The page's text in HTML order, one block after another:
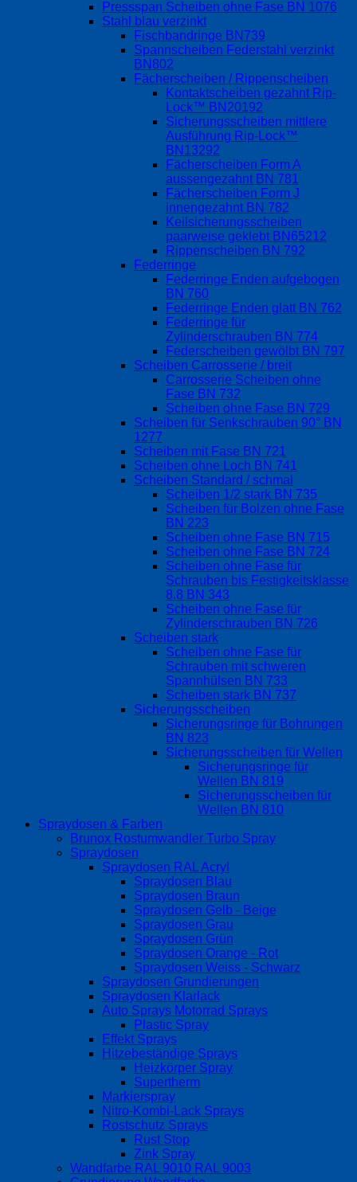
Pressspan Scheiben ohne Fase BN 1076
Stahl blau verzinkt
Fischbandringe BN739
Spannscheiben Federstahl verzinkt
BN802
Fächerscheiben / Rippenscheiben
Kontaktscheiben gezahnt Rip-
Lock™ BN20192
Sicherungsscheiben mittlere
Ausführung Rip-Lock™
BN13292
Fächerscheiben Form A
aussengezahnt BN 781
Fächerscheiben Form J
innengezahnt BN 782
Keilsicherungsscheiben
paarweise geklebt BN65212
Rippenscheiben BN 792
Federringe
Federringe Enden aufgebogen
BN 760
Federringe Enden glatt BN 762
Federringe für
Zylinderschrauben BN 774
Federscheiben gewölbt BN 797
Scheiben Carrosserie / breit
Carrosserie Scheiben ohne
Fase BN 732
Scheiben ohne Fase BN 729
Scheiben für Senkschrauben 90° BN
1277
Scheiben mit Fase BN 721
Scheiben ohne Loch BN 741
Scheiben Standard / schmal
Scheiben 1/2 stark BN 735
Scheiben für Bolzen ohne Fase
BN 223
Scheiben ohne Fase BN 715
Scheiben ohne Fase BN 724
Scheiben ohne Fase für
Schrauben bis Festigkeitsklasse
8.8 BN 343
Scheiben ohne Fase für
Zylinderschrauben BN 726
Scheiben stark
Scheiben ohne Fase für
Schrauben mit schweren
Spannhülsen BN 733
Scheiben stark BN 737
Sicherungsscheiben
Sicherungsringe für Bohrungen
BN 823
Sicherungsscheiben für Wellen
Sicherungsringe für
Wellen BN 819
Sicherungsscheiben für
Wellen BN 810
Spraydosen & Farben
Brunox Rostumwandler Turbo Spray
Spraydosen
Spraydosen RAL Acryl
Spraydosen Blau
Spraydosen Braun
Spraydosen Gelb - Beige
Spraydosen Grau
Spraydosen Grün
Spraydosen Orange - Rot
Spraydosen Weiss - Schwarz
Spraydosen Grundierungen
Spraydosen Klarlack
Auto Sprays Motorrad Sprays
Plastic Spray
Effekt Sprays
Hitzebeständige Sprays
Heizkörper Spray
Supertherm
Markierspray
Nitro-Kombi-Lack Sprays
Rostschutz Sprays
Rust Stop
Zink Spray
Wandfarbe RAL 9010 RAL 9003